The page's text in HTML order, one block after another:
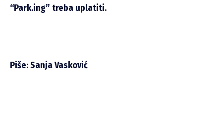
“Park.ing” treba uplatiti.
Piše: Sanja Vasković